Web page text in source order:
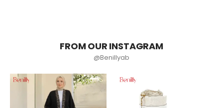
FROM OUR INSTAGRAM
@Benillyab